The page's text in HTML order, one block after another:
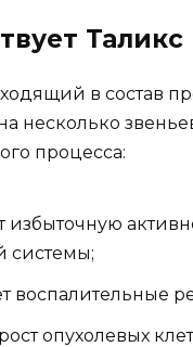
Таликс
в состав
несколько
процесса:
избыточную
системы;
воспалительные
опухолевых